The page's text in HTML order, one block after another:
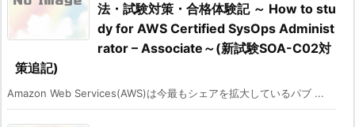
法・試験対策・合格体験記 ～ How to stu
dy for AWS Certified SysOps Administ
rator – Associate～(新試験SOA-C02対
策追記)
Amazon Web Services(AWS)は今最もシェアを拡大しているパブ ...